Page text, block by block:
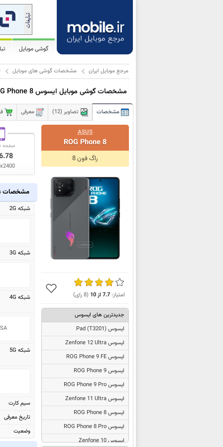
گوشی موبایل
مرجع موبایل ایران مشخصات گوشی های موبایل
مشخصات گوشی موبایل ایسوس ROG Phone 8
مشخصات تصاویر (12) معرفی
ASUS
ROG Phone 8
راگ فون 8
امتیاز:7.7از10
(
8رای)
جدیدترین های ایسوس
ایسوس Pad (T3201)
ایسوس Zenfone 12 Ultra
ایسوس ROG Phone 9 FE
ایسوس ROG Phone 9
ایسوس ROG Phone 9 Pro
ایسوس Zenfone 11 Ultra
ایسوس ROG Phone 8
ایسوس ROG Phone 8 Pro
ایسوس Zenfone 10
صفحه
مشخصات
شبکه 2G
شبکه 3G
شبکه 4G
شبکه 5G
سیم کارت
تاریخ معرفی
وضعیت